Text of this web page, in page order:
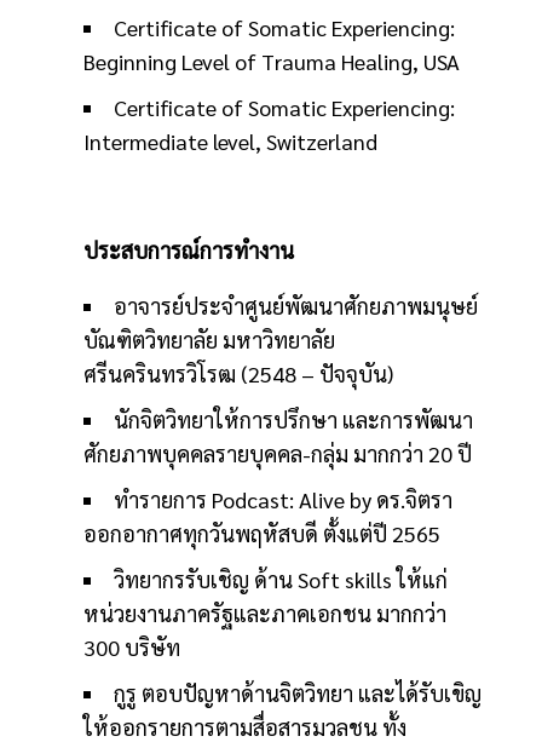
Certificate of Somatic Experiencing:
Beginning Level of Trauma Healing, USA
Certificate of Somatic Experiencing:
Intermediate level, Switzerland
ประสบการณ์การทำงาน
อาจารย์ประจำศูนย์พัฒนาศักยภาพมนุษย์
บัณฑิตวิทยาลัย มหาวิทยาลัย
ศรีนครินทรวิโรฒ (2548 – ปัจจุบัน)
นักจิตวิทยาให้การปรึกษา และการพัฒนา
ศักยภาพบุคคลรายบุคคล-กลุ่ม มากกว่า 20 ปี
ทำรายการ Podcast: Alive by ดร.จิตรา
ออกอากาศทุกวันพฤหัสบดี ตั้งแต่ปี 2565
วิทยากรรับเชิญ ด้าน Soft skills ให้แก่
หน่วยงานภาครัฐและภาคเอกชน มากกว่า
300 บริษัท
กูรู ตอบปัญหาด้านจิตวิทยา และได้รับเขิญ
ให้ออกรายการตามสื่อสารมวลชน ทั้ง